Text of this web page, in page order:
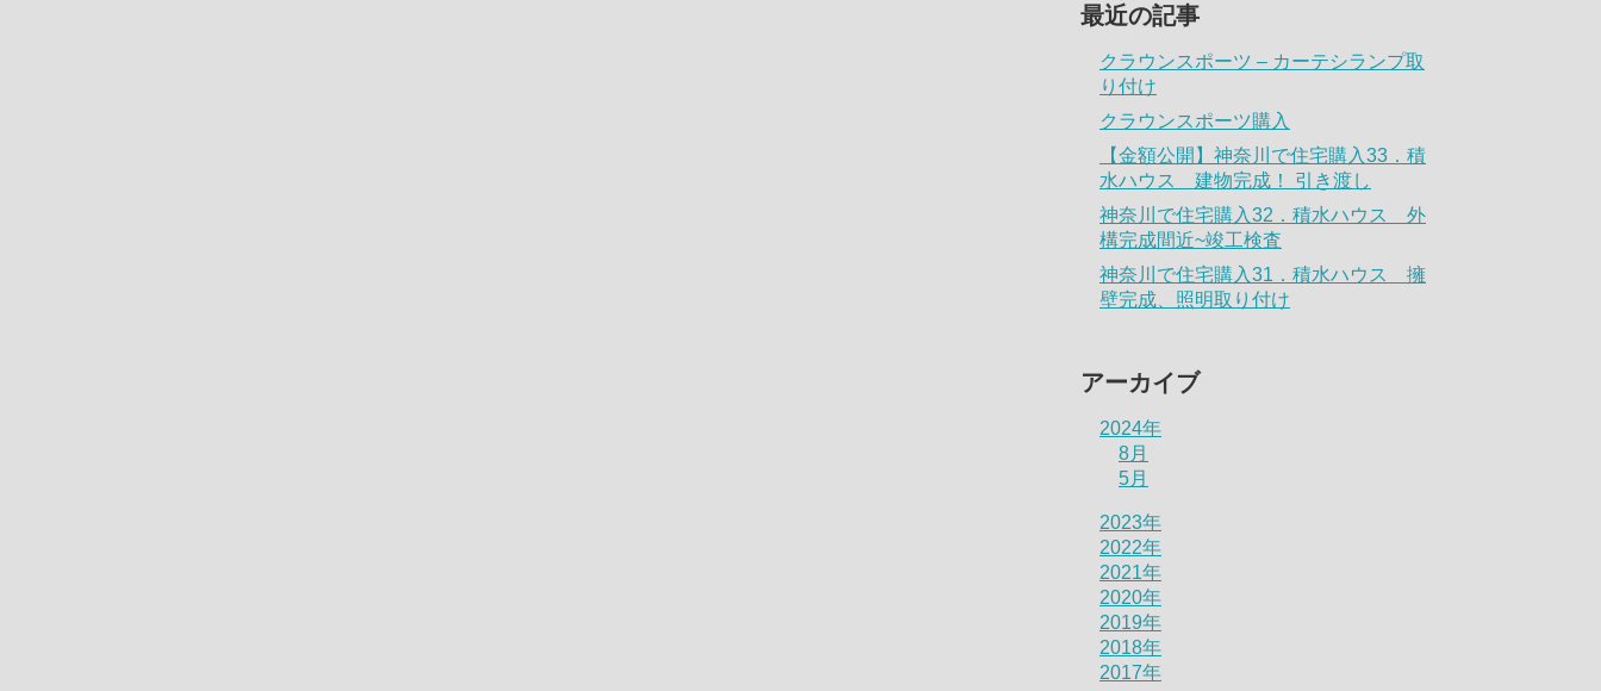
最近の記事
クラウンスポーツ – カーテシランプ取
り付け
クラウンスポーツ購入
【金額公開】神奈川で住宅購入33．積
水ハウス 建物完成！ 引き渡し
神奈川で住宅購入32．積水ハウス 外
構完成間近~竣工検査
神奈川で住宅購入31．積水ハウス 擁
壁完成、照明取り付け
アーカイブ
2024年
8月
5月
2023年
2022年
2021年
2020年
2019年
2018年
2017年